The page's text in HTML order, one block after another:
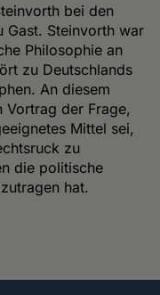
bei den
Gast. Steinvorth war
Philosophie an
zu Deutschlands
An diesem
der Frage,
Mittel sei,
zu
die politische
hat.